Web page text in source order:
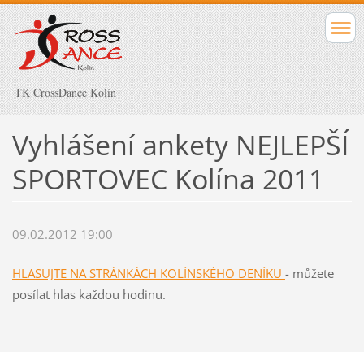
TK CrossDance Kolín
Vyhlášení ankety NEJLEPŠÍ
SPORTOVEC Kolína 2011
09.02.2012 19:00
HLASUJTE NA STRÁNKÁCH KOLÍNSKÉHO DENÍKU - můžete
posílat hlas každou hodinu.